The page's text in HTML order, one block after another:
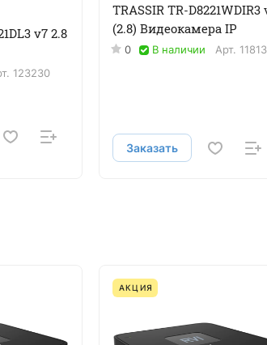
v7 2.8
123230
TRASSIR TR-D8221WDIR3
(2.8) Видеокамера IP
0 В наличии Арт.
Заказать
АКЦИЯ